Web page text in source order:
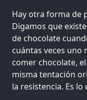
Hay otra forma de
Digamos que
de chocolate
cuántas veces uno
comer chocolate,
misma tentación
la resistencia. Es lo